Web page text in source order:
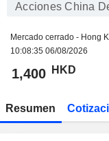
Acciones China
Mercado cerrado - Hong
10:08:35 06/08/2026
1,400 HKD
Resumen